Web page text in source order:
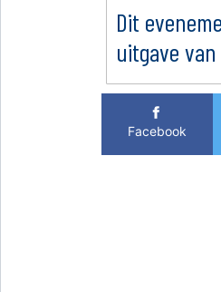
Dit
uitgave
Facebook